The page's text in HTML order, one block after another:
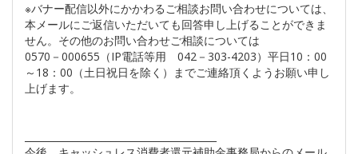
※バナー配信以外にかかわるご相談お問い合わせについては、
本メールにご返信いただいても回答申し上げることができま
せん。その他のお問い合わせご相談については
0570－000655（IP電話等用 042－303-4203）平日10：00
～18：00（土日祝日を除く）までご連絡頂くようお願い申し
上げます。